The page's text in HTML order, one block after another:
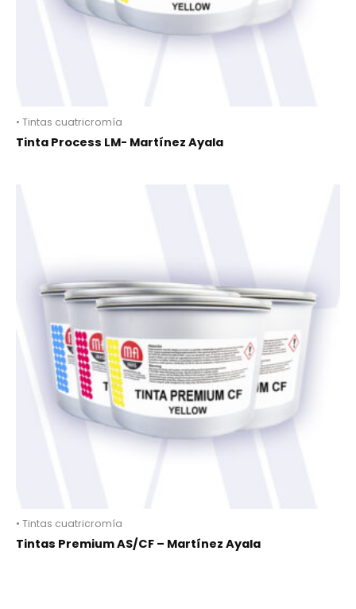
• Tintas cuatricromía
Tinta Process LM- Martínez Ayala
• Tintas cuatricromía
Tintas Premium AS/CF – Martínez Ayala